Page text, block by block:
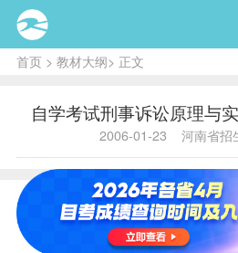
首页> 教材大纲> 正文
自学考试刑事诉讼原理与
2006-01-23 河南省招